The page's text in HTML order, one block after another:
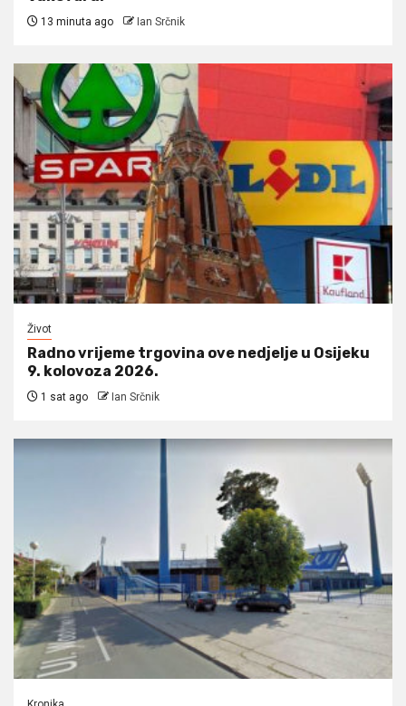
13 minuta ago Ian Srčnik
Život
Radno vrijeme trgovina ove nedjelje u Osijeku
9. kolovoza 2026.
1 sat ago Ian Srčnik